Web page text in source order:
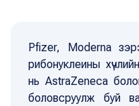
Pfizer, Moderna
рибонуклеины
нь AstraZeneca
боловсруулж буй